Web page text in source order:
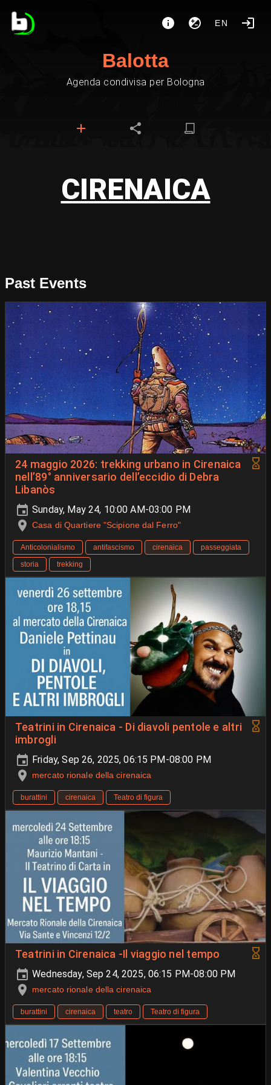
EN
Balotta
Agenda condivisa per Bologna
CIRENAICA
Past Events
24 maggio 2026: trekking urbano in Cirenaica
nell’89° anniversario dell’eccidio di Debra
Libanòs
Sunday, May 24, 10:00 AM-03:00 PM
Casa di Quartiere "Scipione dal Ferro"
Anticolonialismo antifascismo cirenaica
passeggiata
storia
trekking
Teatrini in Cirenaica - Di diavoli pentole e altri
imbrogli
Friday, Sep 26, 2025, 06:15 PM-08:00 PM
mercato rionale della cirenaica
burattini cirenaica Teatro di figura
Teatrini in Cirenaica -Il viaggio nel tempo
Wednesday, Sep 24, 2025, 06:15 PM-08:00 PM
mercato rionale della cirenaica
burattini cirenaica teatro Teatro di figura